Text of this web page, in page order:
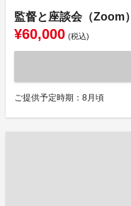
監督と座談会（Zoom）
¥60,000 (税込)
ご提供予定時期：8月頃